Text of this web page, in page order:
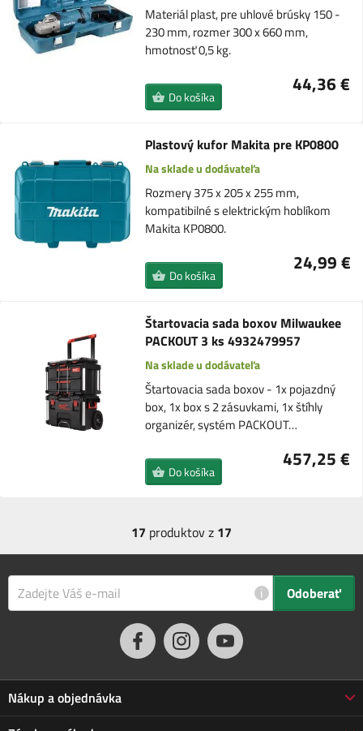
Materiál plast, pre uhlové brúsky 150 -
230 mm, rozmer 300 x 660 mm,
hmotnosť 0,5 kg.
44,36 €
Do košíka
Plastový kufor Makita pre KP0800
Na sklade u dodávateľa
Rozmery 375 x 205 x 255 mm,
kompatibilné s elektrickým hoblíkom
Makita KP0800.
24,99 €
Do košíka
Štartovacia sada boxov Milwaukee
PACKOUT 3 ks 4932479957
Na sklade u dodávateľa
Štartovacia sada boxov - 1x pojazdný
box, 1x box s 2 zásuvkami, 1x štíhly
organizér, systém PACKOUT…
457,25 €
Do košíka
17 produktov z 17
i Odoberať
Nákup a objednávka